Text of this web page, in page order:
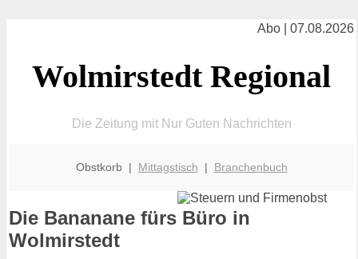
Abo | 07.08.2026
Wolmirstedt Regional
Die Zeitung mit Nur Guten Nachrichten
Obstkorb | Mittagstisch | Branchenbuch
Die Bananane fürs Büro in
Wolmirstedt